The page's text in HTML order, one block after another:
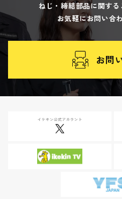
ねじ・締結部品に関する
お気軽にお問い合
お問